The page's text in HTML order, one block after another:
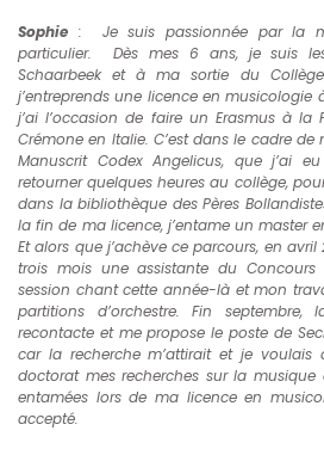
Sophie : Je suis passionnée par la
particulier. Dès mes 6 ans, je suis
Schaarbeek et à ma sortie du
j’entreprends une licence en musicologie
j’ai l’occasion de faire un Erasmus à la
Crémone en Italie. C’est dans le cadre
Manuscrit Codex Angelicus, que j’ai
retourner quelques heures au collège,
dans la bibliothèque des Pères
la fin de ma licence, j’entame un master
Et alors que j’achève ce parcours, en
trois mois une assistante du Concours
session chant cette année-là et mon
partitions d’orchestre. Fin
recontacte et me propose le poste de
car la recherche m’attirait et je voulais
doctorat mes recherches sur la musique
entamées lors de ma licence en
accepté.